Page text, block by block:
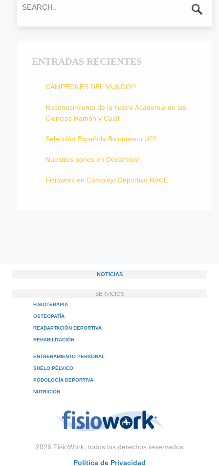
ENTRADAS RECIENTES
CAMPEONES DEL MUNDO!!!
Reconocimiento de la Ilustre Academia de las
Ciencias Ramón y Cajal
Selección Española Baloncesto U22
Nuestros bonos en Decathlon!
Fisiowork en Complejo Deportivo RACE
NOTICIAS
SERVICIOS
FISIOTERAPIA
OSTEOPATÍA
READAPTACIÓN DEPORTIVA
REHABILITACIÓN
ENTRENAMIENTO PERSONAL
SUELO PÉLVICO
PODOLOGÍA DEPORTIVA
NUTRICIÓN
2026 FisioWork, todos los derechos reservados
Política de Privacidad